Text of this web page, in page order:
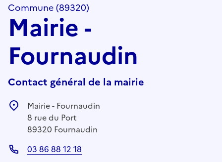
Commune (89320)
Mairie -
Fournaudin
Contact général de la mairie
Mairie - Fournaudin
8 rue du Port
89320 Fournaudin
03 86 88 12 18